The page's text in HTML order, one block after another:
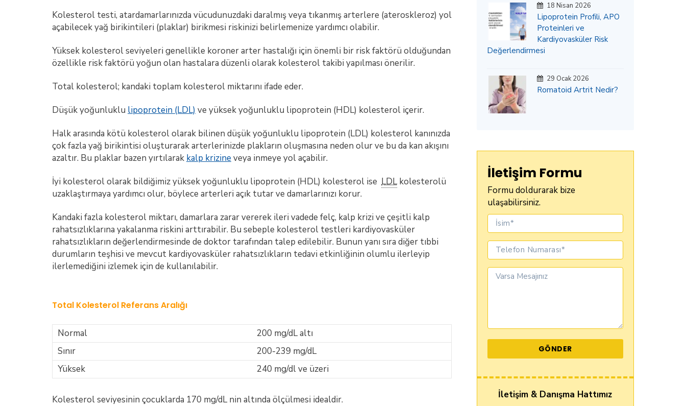
Kolesterol testi, atardamarlarınızda vücudunuzdaki daralmış veya tıkanmış arterlere (ateroskleroz) yol
açabilecek yağ birikintileri (plaklar) birikmesi riskinizi belirlemenize yardımcı olabilir.
Yüksek kolesterol seviyeleri genellikle koroner arter hastalığı için önemli bir risk faktörü olduğundan
özellikle risk faktörü yoğun olan hastalara düzenli olarak kolesterol takibi yapılması önerilir.
Total kolesterol; kandaki toplam kolesterol miktarını ifade eder.
Düşük yoğunluklu lipoprotein (LDL) ve yüksek yoğunluklu lipoprotein (HDL) kolesterol içerir.
Halk arasında kötü kolesterol olarak bilinen düşük yoğunluklu lipoprotein (LDL) kolesterol kanınızda
çok fazla yağ birikintisi oluşturarak arterlerinizde plakların oluşmasına neden olur ve bu da kan akışını
azaltır. Bu plaklar bazen yırtılarak kalp krizine veya inmeye yol açabilir.
İyi kolesterol olarak bildiğimiz yüksek yoğunluklu lipoprotein (HDL) kolesterol ise LDLkolesterolü
uzaklaştırmaya yardımcı olur, böylece arterleri açık tutar ve damarlarınızı korur.
Kandaki fazla kolesterol miktarı, damarlara zarar vererek ileri vadede felç, kalp krizi ve çeşitli kalp
rahatsızlıklarına yakalanma riskini arttırabilir. Bu sebeple kolesterol testleri kardiyovasküler
rahatsızlıkların değerlendirmesinde de doktor tarafından talep edilebilir. Bunun yanı sıra diğer tıbbi
durumların teşhisi ve mevcut kardiyovasküler rahatsızlıkların tedavi etkinliğinin olumlu ilerleyip
ilerlemediğini izlemek için de kullanılabilir.
Total Kolesterol Referans Aralığı
Normal
200 mg/dL altı
Sınır
200-239 mg/dL
Yüksek
240 mg/dl ve üzeri
Kolesterol seviyesinin çocuklarda 170 mg/dL nin altında ölçülmesi idealdir.
18 Nisan 2026
Lipoprotein Profili, APO
Proteinleri ve
Kardiyovasküler Risk
Değerlendirmesi
29 Ocak 2026
Romatoid Artrit Nedir?
İletişim Formu
Formu doldurarak bize
ulaşabilirsiniz.
İletişim & Danışma Hattımız